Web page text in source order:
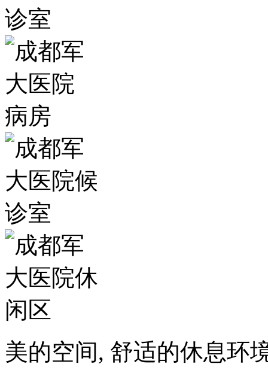
美的空间, 舒适的休息环